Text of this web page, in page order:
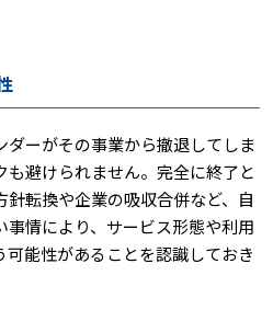
ーがその事業から撤退してしま
も避けられません。完全に終了と
針転換や企業の吸収合併など、自
情により、サービス形態や利用
能性があることを認識しておき